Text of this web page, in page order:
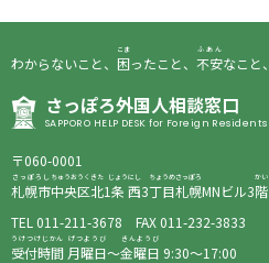
わからないこと、 困
こま
ったこと、 不安
ふあん
なこと、
さっぽろ外国人相談窓口
SAPPORO HELP DESK for Foreign Residents
〒060-0001
札幌市
さっぽろし
中央区
ちゅうおうく
北
きた
1条
じょう
西
にし
3丁目
ちょうめ
札幌
さっぽろ
MNビル3階
かい
TEL 011-211-3678 FAX 011-232-3833
受付時間
うけつけじかん
月曜日
げつようび
～金曜日
きんようび
9:30〜17:00